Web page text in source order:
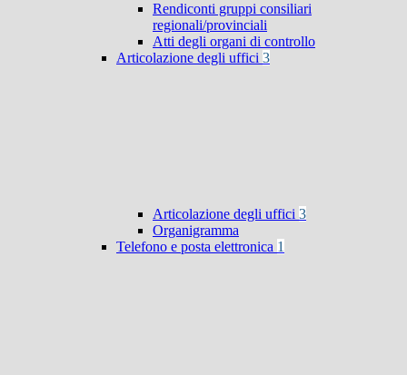
Rendiconti gruppi consiliari
regionali/provinciali
Atti degli organi di controllo
Articolazione degli uffici 3
Articolazione degli uffici 3
Organigramma
Telefono e posta elettronica 1